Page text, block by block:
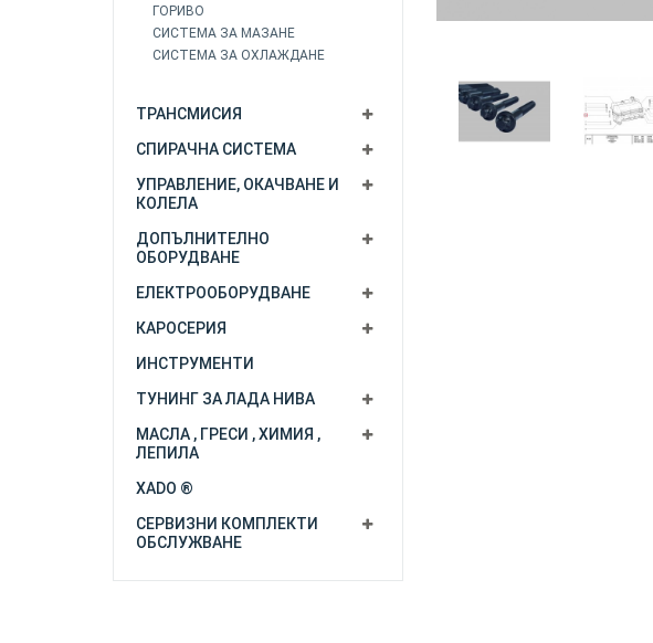
ГОРИВО
СИСТЕМА ЗА МАЗАНЕ
СИСТЕМА ЗА ОХЛАЖДАНЕ
ТРАНСМИСИЯ
СПИРАЧНА СИСТЕМА
УПРАВЛЕНИЕ, ОКАЧВАНЕ И
КОЛЕЛА
ДОПЪЛНИТЕЛНО
ОБОРУДВАНЕ
ЕЛЕКТРООБОРУДВАНЕ
КАРОСЕРИЯ
ИНСТРУМЕНТИ
ТУНИНГ ЗА ЛАДА НИВА
МАСЛА , ГРЕСИ , ХИМИЯ ,
ЛЕПИЛА
XADO ®
СЕРВИЗНИ КОМПЛЕКТИ
ОБСЛУЖВАНЕ